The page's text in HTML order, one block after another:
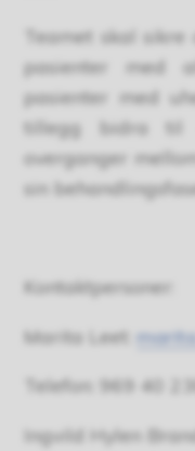
Teamet skal
pasienter med
pasienter med
tillegg bidra til
overganger
sin
Kontaktpersoner:
Marita Leet:
Telefon: 969 40
Ingvild Hylen